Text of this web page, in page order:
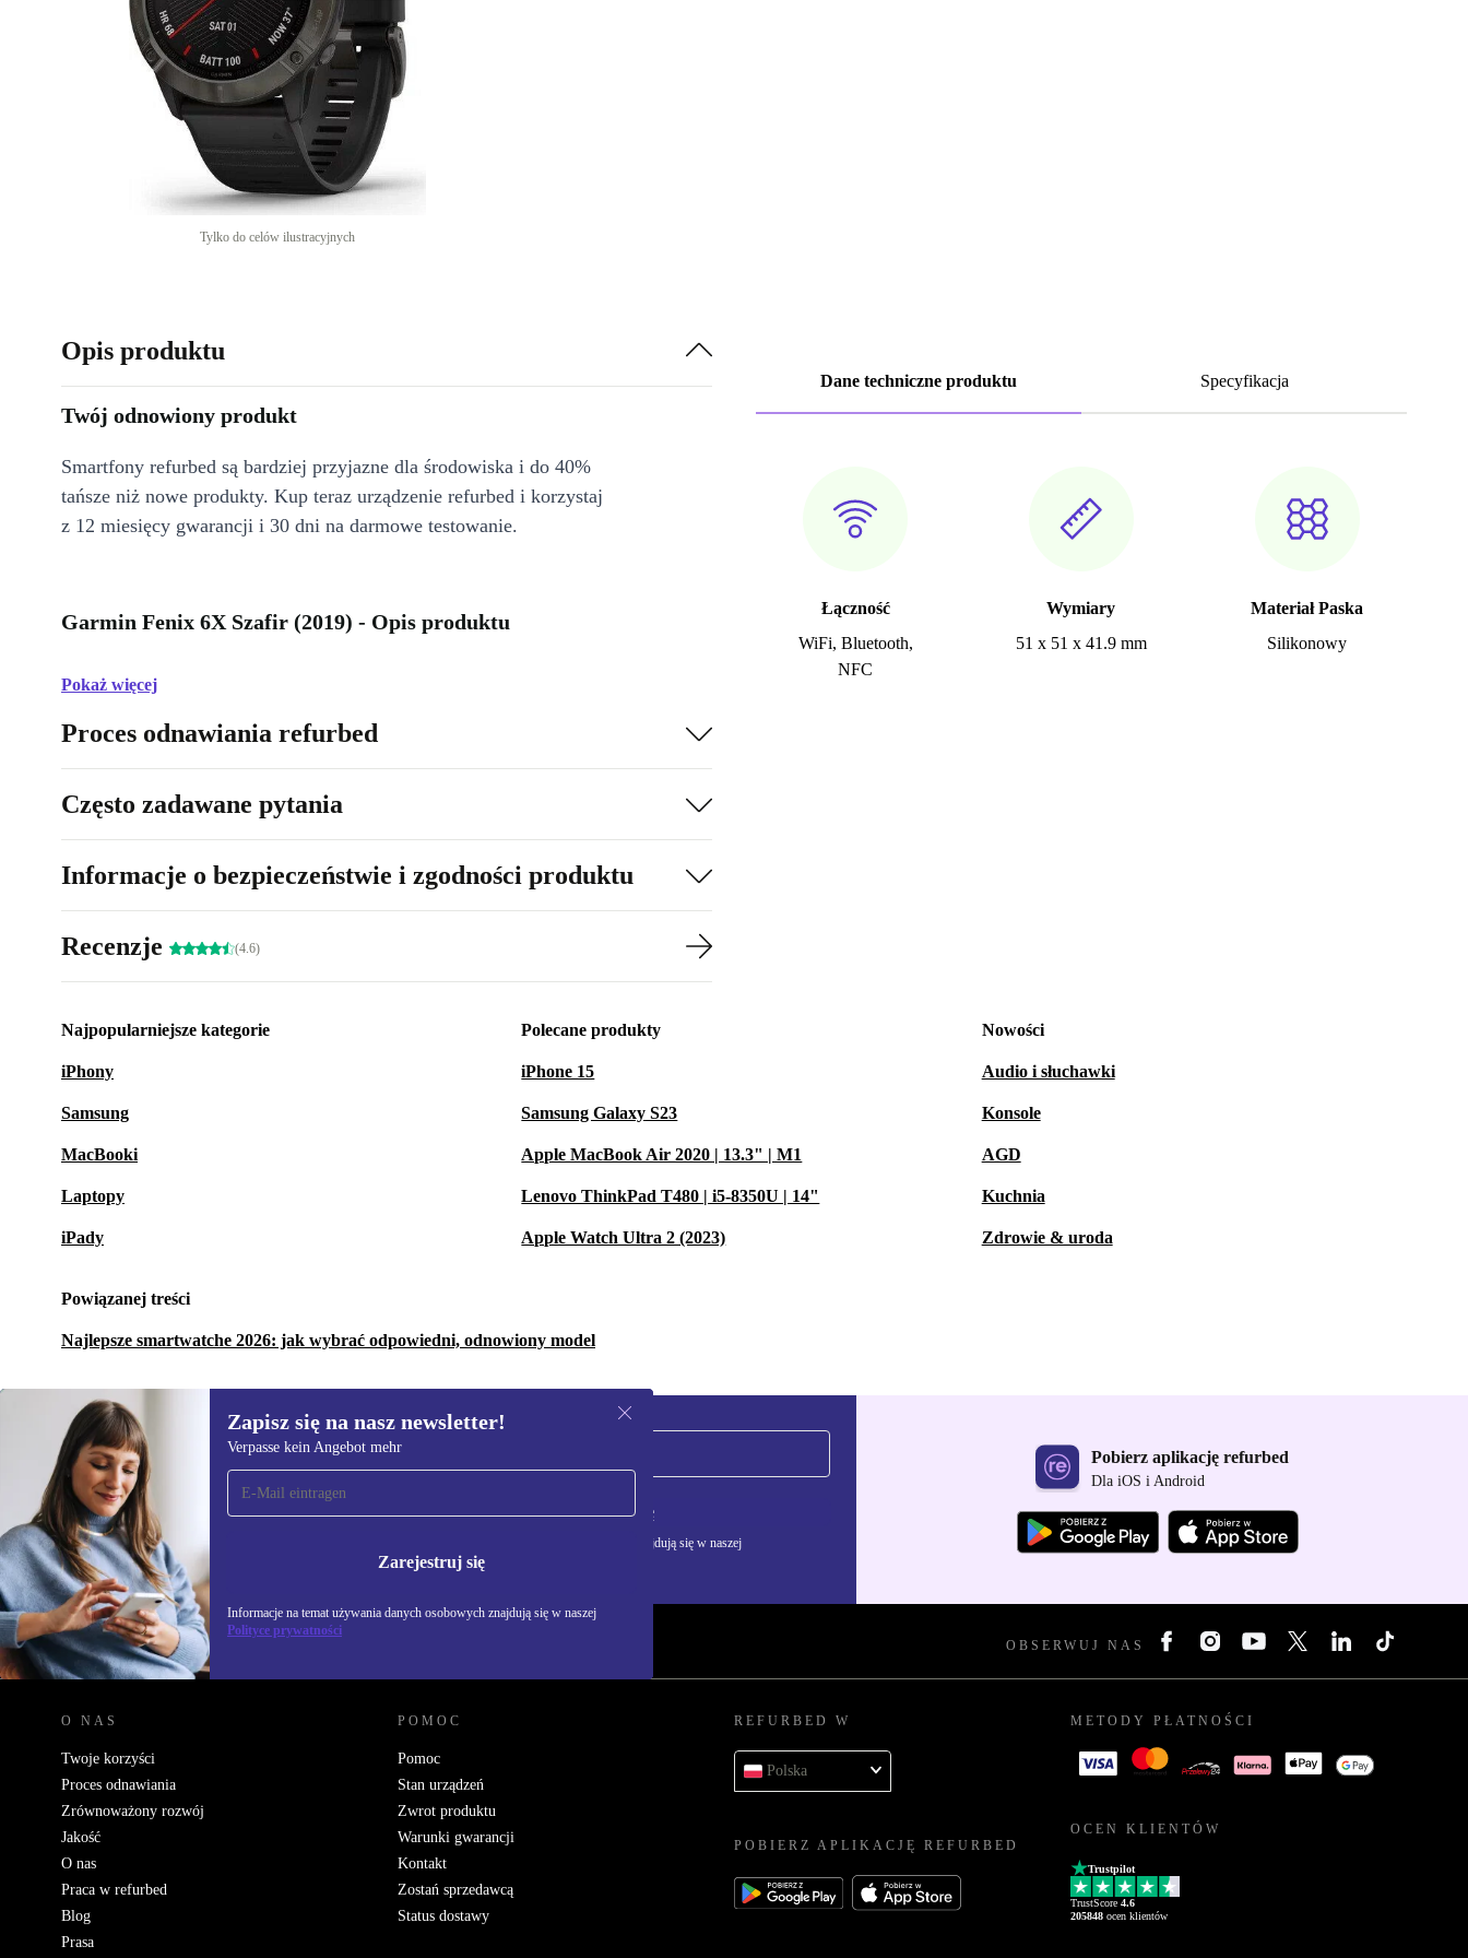
Tylko do celów ilustracyjnych
Dane techniczne produktu Specyfikacja
Łączność
WiFi, Bluetooth,
NFC
Wymiary
51 x 51 x 41.9 mm
Materiał Paska
Silikonowy
Opis produktu
Twój odnowiony produkt
Smartfony refurbed są bardziej przyjazne dla środowiska i do 40%
tańsze niż nowe produkty. Kup teraz urządzenie refurbed i korzystaj
z 12 miesięcy gwarancji i 30 dni na darmowe testowanie.
Garmin Fenix 6X Szafir (2019) - Opis produktu
Pokaż więcej
Proces odnawiania refurbed
Często zadawane pytania
Informacje o bezpieczeństwie i zgodności produktu
Recenzje (4.6)
Najpopularniejsze kategorie
iPhony
Samsung
MacBooki
Laptopy
iPady
Polecane produkty
iPhone 15
Samsung Galaxy S23
Apple MacBook Air 2020 | 13.3" | M1
Lenovo ThinkPad T480 | i5-8350U | 14"
Apple Watch Ultra 2 (2023)
Nowości
Audio i słuchawki
Konsole
AGD
Kuchnia
Zdrowie & uroda
Powiązanej treści
Najlepsze smartwatche 2026: jak wybrać odpowiedni, odnowiony model
Zapisz się na nasz newsletter!
Verpasse kein Angebot mehr
Zarejestruj się
Informacje na temat używania danych osobowych znajdują się w naszej
Polityce prywatności
Zapisz się na nasz
newsletter!
Nie przegap żadnej oferty.
Zarejestruj się
Informacje na temat używania danych osobowych znajdują się w naszej
Polityce prywatności
Pobierz aplikację refurbed
Dla iOS i Android
REFURBED POLSKA - RETHINK NEW. OBSERWUJ NAS
O NAS
Twoje korzyści
Proces odnawiania
Zrównoważony rozwój
Jakość
O nas
Praca w refurbed
Blog
Prasa
POMOC
Pomoc
Stan urządzeń
Zwrot produktu
Warunki gwarancji
Kontakt
Zostań sprzedawcą
Status dostawy
REFURBED W
Polska
POBIERZ APLIKACJĘ REFURBED
METODY PŁATNOŚCI
OCEN KLIENTÓW
Trustpilot
TrustScore 4.6
205848 ocen klientów